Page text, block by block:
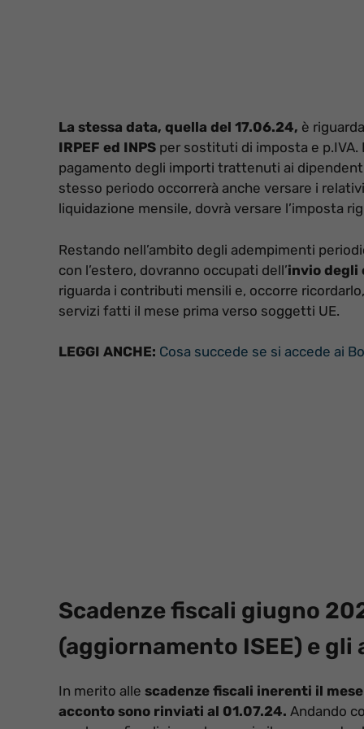
La stessa data, quella del 17.06.24, è
IRPEF ed INPS per sostituti di imposta e p.IVA.
pagamento degli importi trattenuti ai
stesso periodo occorrerà anche versare i
liquidazione mensile, dovrà versare l’imposta
Restando nell’ambito degli adempimenti
con l’estero, dovranno occupati dell’invio degli
riguarda i contributi mensili e, occorre
servizi fatti il mese prima verso soggetti UE.
LEGGI ANCHE: Cosa succede se si accede ai
Scadenze fiscali giugno
(aggiornamento ISEE) e
In merito alle scadenze fiscali inerenti il
acconto sono rinviati al 01.07.24. Andando